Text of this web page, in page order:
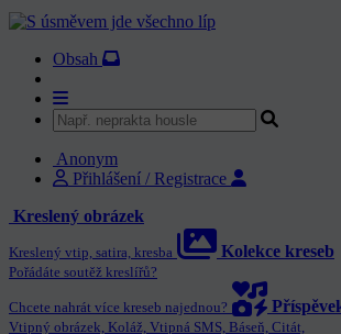
Obsah
Anonym
Přihlášení / Registrace
Kreslený obrázek
Kreslený vtip, satira, kresba Kolekce kreseb
Pořádáte soutěž kreslířů?
Chcete nahrát více kreseb najednou?
Vtipný obrázek, Koláž, Vtipná SMS, Báseň, Citát,